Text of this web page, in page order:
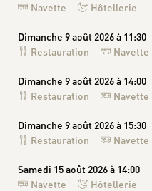
Navette
Hôtellerie
Dimanche 9 août 2026 à 11:30
Restauration
Navette
Dimanche 9 août 2026 à 14:00
Restauration
Navette
Dimanche 9 août 2026 à 15:30
Restauration
Navette
Samedi 15 août 2026 à 14:00
Navette
Hôtellerie